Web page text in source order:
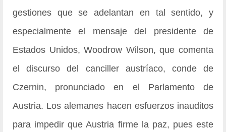
gestiones que se adelantan en tal sentido, y
especialmente el mensaje del presidente de
Estados Unidos, Woodrow Wilson, que comenta
el discurso del canciller austríaco, conde de
Czernin, pronunciado en el Parlamento de
Austria. Los alemanes hacen esfuerzos inauditos
para impedir que Austria firme la paz, pues este